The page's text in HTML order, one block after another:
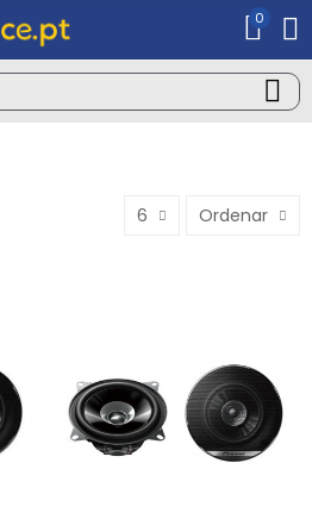
0
6 Ordenar